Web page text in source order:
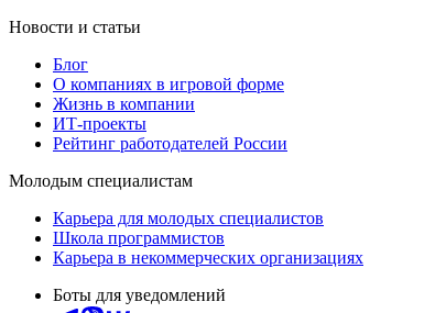
Новости и статьи
Блог
О компаниях в игровой форме
Жизнь в компании
ИТ-проекты
Рейтинг работодателей России
Молодым специалистам
Карьера для молодых специалистов
Школа программистов
Карьера в некоммерческих организациях
Боты для уведомлений